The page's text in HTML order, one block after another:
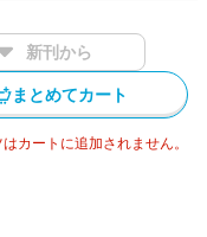
者である高臣 隆二
四葉のスマホが握ら
ラダイム出版様より
です。重複購入にご注
新刊から
まとめてカート
カートに追加されません。